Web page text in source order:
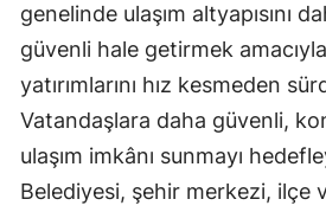
genelinde ulaşım altyapısını
güvenli hale getirmek
yatırımlarını hız kesmeden
Vatandaşlara daha güvenli,
ulaşım imkânı sunmayı
Belediyesi, şehir merkezi, ilçe